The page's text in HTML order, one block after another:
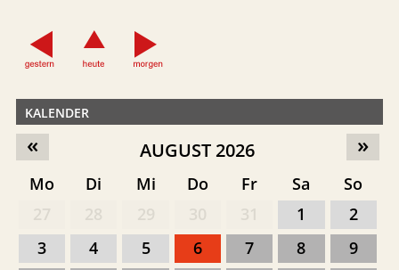
KALENDER
»
« AUGUST 2026
Mo Di Mi Do Fr Sa
So
1
2
3
4 5 6 7 8
9